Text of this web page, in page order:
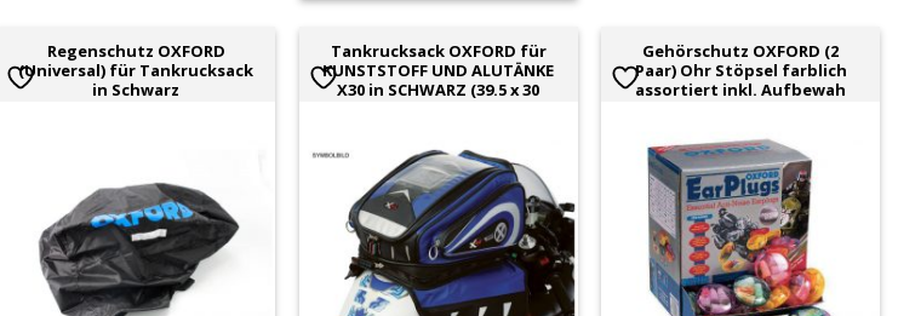
Regenschutz OXFORD
(Universal) für Tankrucksack
in Schwarz
Tankrucksack OXFORD für
KUNSTSTOFF UND ALUTÄNKE
X30 in SCHWARZ (39.5 x 30
Gehörschutz OXFORD (2
Paar) Ohr Stöpsel farblich
assortiert inkl. Aufbewah